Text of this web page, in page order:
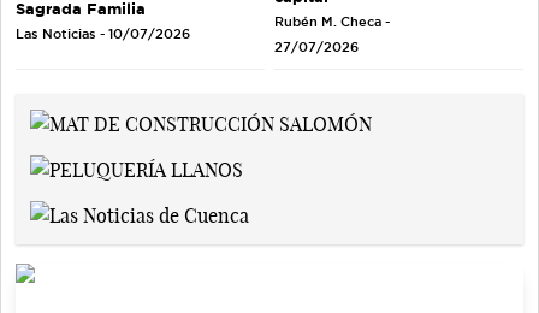
Sagrada Familia
Las Noticias - 10/07/2026
Rubén M. Checa -
27/07/2026